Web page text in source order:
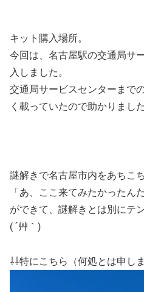
キット購入場所。
今回は、名古屋駅の交通局サ
入しました。
交通局サービスセンターまで
く載っていたので助かりました
謎解きで名古屋市内をあちこ
「あ、ここ来てみたかったん
ができて、謎解きとは別にテ
( ´艸｀)
⇩⇩特にこちら（何処とは申し